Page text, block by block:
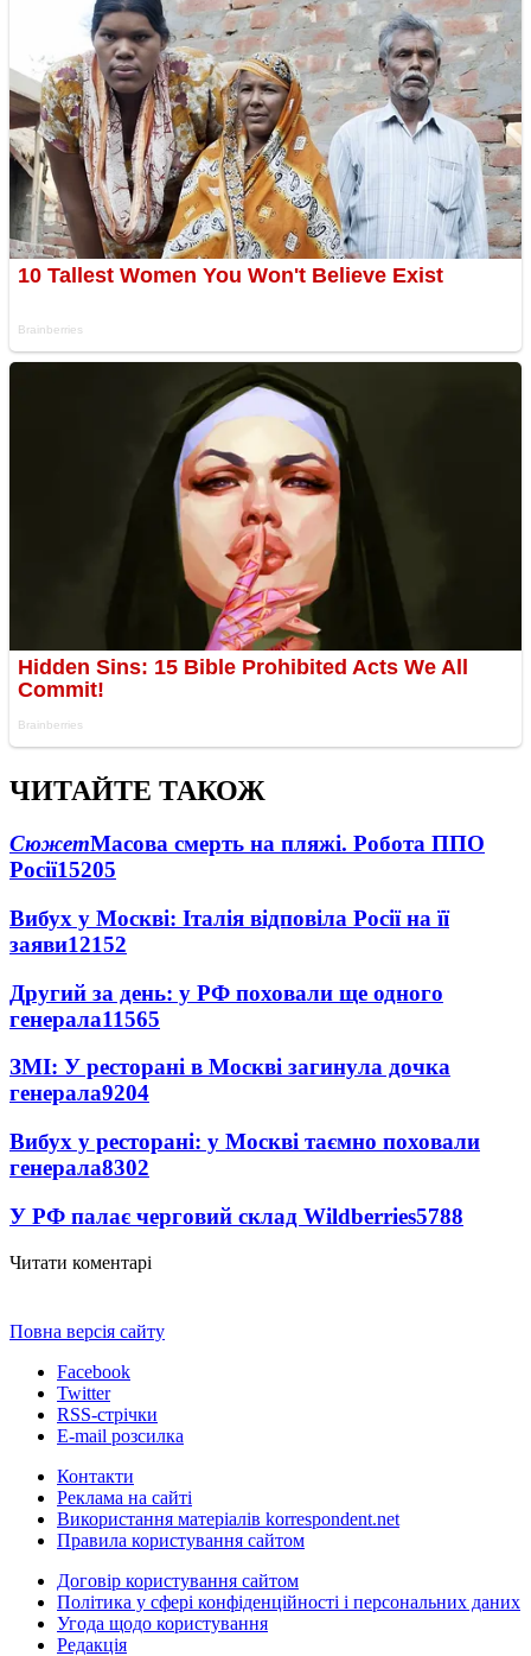
ЧИТАЙТЕ ТАКОЖ
СюжетМасова смерть на пляжі. Робота ППО
Росії15205
Вибух у Москві: Італія відповіла Росії на її
заяви12152
Другий за день: у РФ поховали ще одного
генерала11565
ЗМІ: У ресторані в Москві загинула дочка
генерала9204
Вибух у ресторані: у Москві таємно поховали
генерала8302
У РФ палає черговий склад Wildberries5788
Читати коментарі
Повна версія сайту
Facebook
Twitter
RSS-стрічки
E-mail розсилка
Контакти
Реклама на сайті
Використання матеріалів korrespondent.net
Правила користування сайтом
Договір користування сайтом
Політика у сфері конфіденційності і персональних даних
Угода щодо користування
Редакція